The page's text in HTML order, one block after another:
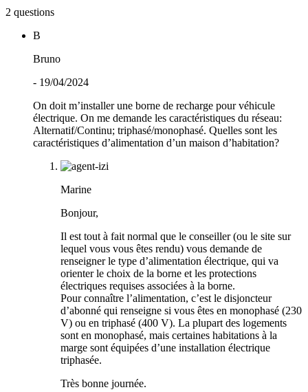
2 questions
B
Bruno
- 19/04/2024
On doit m’installer une borne de recharge pour véhicule
électrique. On me demande les caractéristiques du réseau:
Alternatif/Continu; triphasé/monophasé. Quelles sont les
caractéristiques d’alimentation d’un maison d’habitation?
Marine
Bonjour,
Il est tout à fait normal que le conseiller (ou le site sur
lequel vous vous êtes rendu) vous demande de
renseigner le type d’alimentation électrique, qui va
orienter le choix de la borne et les protections
électriques requises associées à la borne.
Pour connaître l’alimentation, c’est le disjoncteur
d’abonné qui renseigne si vous êtes en monophasé (230
V) ou en triphasé (400 V). La plupart des logements
sont en monophasé, mais certaines habitations à la
marge sont équipées d’une installation électrique
triphasée.
Très bonne journée.